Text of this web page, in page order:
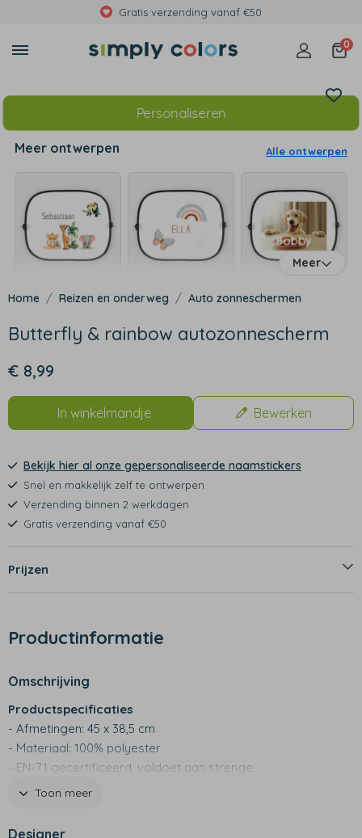
Met foto's, eigen tekst
0
Personaliseren
Meer ontwerpen Alle ontwerpen
Meer
Reizen en onderweg Auto zonneschermen
Butterfly & rainbow autozonnescherm
€ 8,99
In winkelmandje Bewerken
Bekijk hier al onze gepersonaliseerde naamstickers
Snel en makkelijk zelf te ontwerpen
Verzending binnen 2 werkdagen
Gratis verzending vanaf €50
Prijzen
Productinformatie
Omschrijving
Productspecificaties
- Afmetingen: 45 x 38,5 cm
- Materiaal: 100% polyester
- EN-71 gecertificeerd, voldoet aan strenge
veiligheidsnormen
- Ontworpen voor de zijramen van de auto
Toon meer
Designer